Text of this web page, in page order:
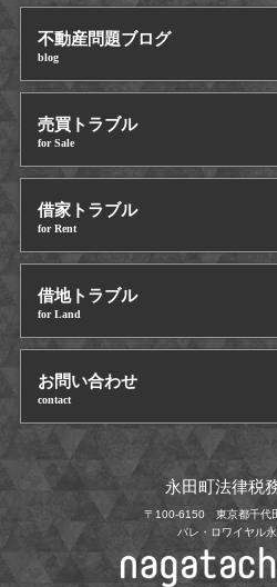
不動産問題ブログ
blog
売買トラブル
for Sale
借家トラブル
for Rent
借地トラブル
for Land
お問い合わせ
contact
永田町法律税
〒100-6150 東京都千代
パレ・ロワイヤル